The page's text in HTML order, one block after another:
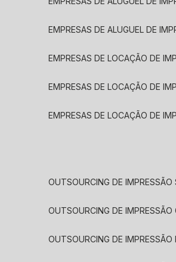
EMPRESAS DE ALUGUEL DE
EMPRESAS DE LOCAÇÃO DE
EMPRESAS DE LOCAÇÃO DE
EMPRESAS DE LOCAÇÃO DE
OUTSOURCING DE
OUTSOURCING DE
OUTSOURCING DE